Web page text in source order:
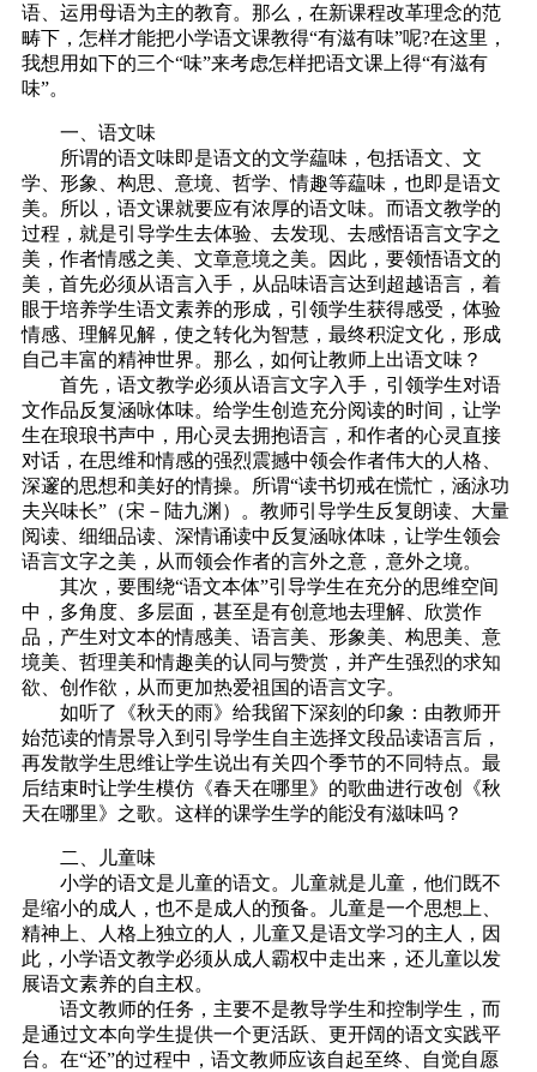
语、运用母语为主的教育。那么，在新课程改革理念的范
畴下，怎样才能把小学语文课教得“有滋有味”呢?在这里，
我想用如下的三个“味”来考虑怎样把语文课上得“有滋有
味”。
一、语文味
所谓的语文味即是语文的文学藴味，包括语文、文
学、形象、构思、意境、哲学、情趣等藴味，也即是语文
美。所以，语文课就要应有浓厚的语文味。而语文教学的
过程，就是引导学生去体验、去发现、去感悟语言文字之
美，作者情感之美、文章意境之美。因此，要领悟语文的
美，首先必须从语言入手，从品味语言达到超越语言，着
眼于培养学生语文素养的形成，引领学生获得感受，体验
情感、理解见解，使之转化为智慧，最终积淀文化，形成
自己丰富的精神世界。那么，如何让教师上出语文味？
首先，语文教学必须从语言文字入手，引领学生对语
文作品反复涵咏体味。给学生创造充分阅读的时间，让学
生在琅琅书声中，用心灵去拥抱语言，和作者的心灵直接
对话，在思维和情感的强烈震撼中领会作者伟大的人格、
深邃的思想和美好的情操。所谓“读书切戒在慌忙，涵泳功
夫兴味长”（宋－陆九渊）。教师引导学生反复朗读、大量
阅读、细细品读、深情诵读中反复涵咏体味，让学生领会
语言文字之美，从而领会作者的言外之意，意外之境。
其次，要围绕“语文本体”引导学生在充分的思维空间
中，多角度、多层面，甚至是有创意地去理解、欣赏作
品，产生对文本的情感美、语言美、形象美、构思美、意
境美、哲理美和情趣美的认同与赞赏，并产生强烈的求知
欲、创作欲，从而更加热爱祖国的语言文字。
如听了《秋天的雨》给我留下深刻的印象：由教师开
始范读的情景导入到引导学生自主选择文段品读语言后，
再发散学生思维让学生说出有关四个季节的不同特点。最
后结束时让学生模仿《春天在哪里》的歌曲进行改创《秋
天在哪里》之歌。这样的课学生学的能没有滋味吗？
二、儿童味
小学的语文是儿童的语文。儿童就是儿童，他们既不
是缩小的成人，也不是成人的预备。儿童是一个思想上、
精神上、人格上独立的人，儿童又是语文学习的主人，因
此，小学语文教学必须从成人霸权中走出来，还儿童以发
展语文素养的自主权。
语文教师的任务，主要不是教导学生和控制学生，而
是通过文本向学生提供一个更活跃、更开阔的语文实践平
台。在“还”的过程中，语文教师应该自起至终、自觉自愿